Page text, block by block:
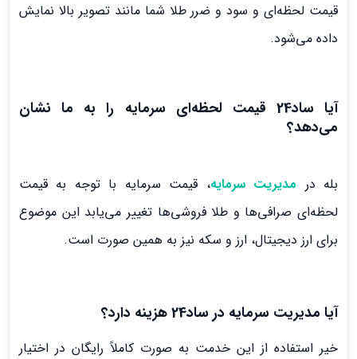
قیمت لحظه‌ای و سود و ضرر طلا شما مانند تصویر بالا نمایش
داده می‌شود.
آیا ساد24 قیمت لحظه‌ای سرمایه را به ما نشان
می‌دهد؟
بله در مدیریت سرمایه، قیمت سرمایه با توجه به قیمت
لحظه‌ای صرافی‌ها و طلا فروشی‌ها تغییر می‌یابد این موضوع
برای ارز دیجیتال، ارز و سکه نیز به همین صورت است.
آیا مدیریت سرمایه در ساد24 هزینه دارد؟
خیر استفاده از این خدمت به صورت کاملاً رایگان در اختیار